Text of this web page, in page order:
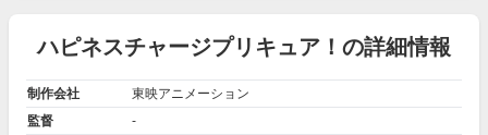
ハピネスチャージプリキュア！の詳細情報
制作会社
東映アニメーション
監督
-